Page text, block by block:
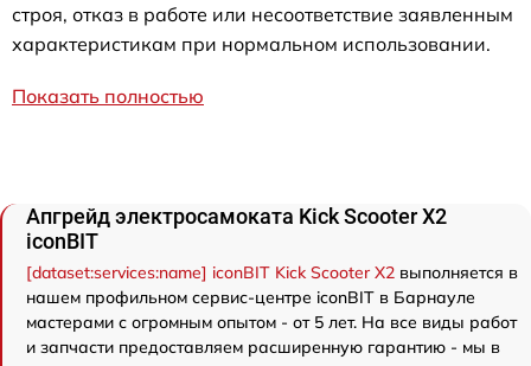
строя, отказ в работе или несоответствие заявленным
характеристикам при нормальном использовании.
Показать полностью
Апгрейд электросамоката Kick Scooter X2
iconBIT
[dataset:services:name] iconBIT Kick Scooter X2 выполняется в
нашем профильном сервис-центре iconBIT в Барнауле
мастерами с огромным опытом - от 5 лет. На все виды работ
и запчасти предоставляем расширенную гарантию - мы в